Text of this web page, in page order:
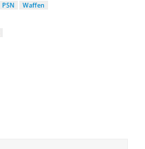
PSN
Waffen